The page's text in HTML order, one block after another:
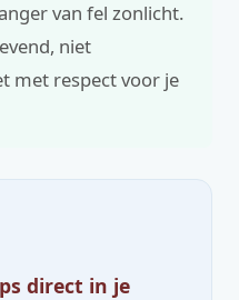
van fel zonlicht.
niet
met respect voor je
direct in je